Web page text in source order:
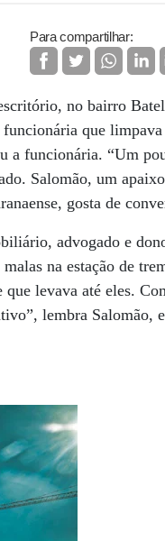
Para compartilhar:
no bairro
que limpava
a funcionária. “Um
Salomão, um
gosta de
advogado e
na estação de
que levava até eles.
lembra Salomão,